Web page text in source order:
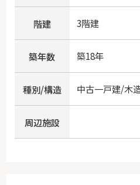
階建 3階建
築年数 築18年
種別/構造 中古一戸建/木
周辺施設